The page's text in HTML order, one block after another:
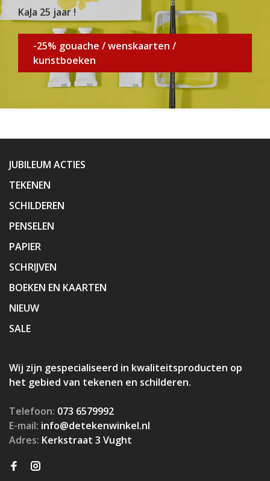
KaJa 25 jaar !
-25% gouache / wenskaarten /
kunstboeken
JUBILEUM ACTIES
TEKENEN
SCHILDEREN
PENSELEN
PAPIER
SCHRIJVEN
BOEKEN EN KAARTEN
NIEUW
SALE
Wij zijn gespecialiseerd in kwaliteitsproducten op
het gebied van tekenen en schilderen.
Telefoon: 073 6579992
E-mail: info@detekenwinkel.nl
Adres: Kerkstraat 3 Vught